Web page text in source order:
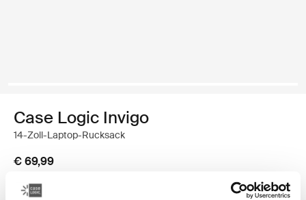
Case Logic Invigo
14-Zoll-Laptop-Rucksack
€ 69,99